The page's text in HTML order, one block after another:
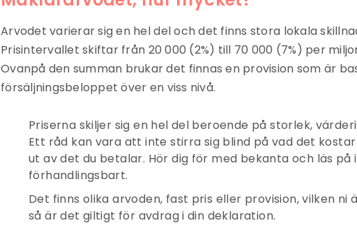
Arvodet varierar sig en hel del och det finns stora lokala
Prisintervallet skiftar från 20 000 (2%) till 70 000 (7%) per
Ovanpå den summan brukar det finnas en provision som är
försäljningsbeloppet över en viss nivå.
Priserna skiljer sig en hel del beroende på storlek,
Ett råd kan vara att inte stirra sig blind på vad det
ut av det du betalar. Hör dig för med bekanta och läs på
förhandlingsbart.
Det finns olika arvoden, fast pris eller provision, vilken ni
så är det giltigt för avdrag i din deklaration.